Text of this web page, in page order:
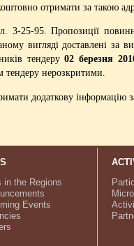
отримати за
3-25-95. Пропозиції
вигляді доставлені за
тендеру02 березня
тендеру нерозкритими.
додаткову
in the Regions
Events